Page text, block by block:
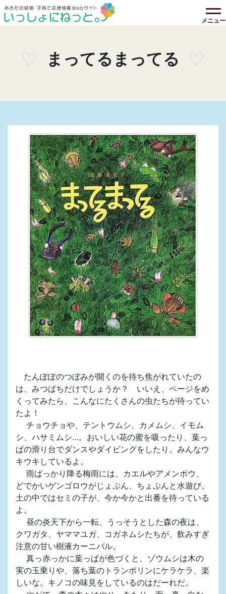
メニュー
まってるまってる
たんぽぽのつぼみが開くのを待ち焦がれていたの
は、みつばちだけでしょうか？ いいえ、ページをめ
くってみたら、こんなにたくさんの虫たちが待ってい
たよ！
チョウチョや、テントウムシ、カメムシ、イモム
シ、ハサミムシ…。おいしい花の蜜を吸ったり、葉っ
ぱの滑り台でダンスやダイビングをしたり。みんなウ
キウキしているよ。
雨ばっかり降る梅雨には、カエルやアメンボウ、
どでかいゲンゴロウがじょぷん、ちょぷんと水遊び。
土の中ではセミの子が、今か今かと出番を待っている
よ。
昼の炎天下から一転、うっそうとした森の夜は、
クワガタ、ヤママユガ、コガネムシたちが、飲みすぎ
注意の甘い樹液カーニバル。
真っ赤っかに葉っぱが色づくと、ゾウムシは木の
実の玉乗りや、落ち葉のトランポリンにケラケラ、楽
しいな。キノコの味見をしているのはだーれだ。